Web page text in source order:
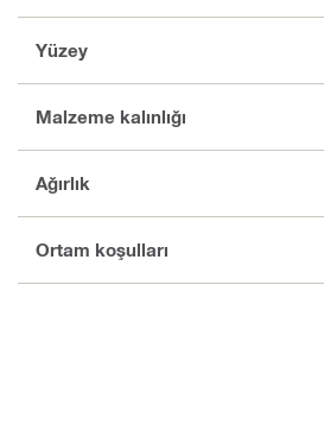
Yüzey
Malzeme kalınlığı
Ağırlık
Ortam koşulları